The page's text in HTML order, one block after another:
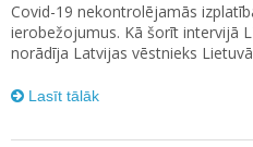
Covid-19 nekontrolējamās
ierobežojumus. Kā šorīt intervijā
norādīja Latvijas vēstnieks
Lasīt tālāk